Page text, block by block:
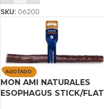
SKU: 06200
AGOTADO
MON AMI NATURALES
ESOPHAGUS STICK/FLAT